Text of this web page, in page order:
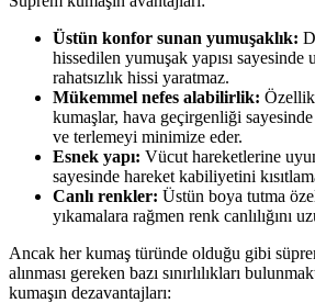
Üstün konfor sunan yumuşaklık:
hissedilen yumuşak yapısı
rahatsızlık hissi yaratmaz.
Mükemmel nefes alabilirlik:
kumaşlar, hava geçirgenliği sayesinde
ve terlemeyi minimize eder.
Esnek yapı: Vücut hareketlerine
sayesinde hareket kabiliyetini
Canlı renkler: Üstün boya tutma
yıkamalara rağmen renk canlılığını
Ancak her kumaş türünde olduğu gibi
alınması gereken bazı sınırlılıkları
kumaşın dezavantajları: